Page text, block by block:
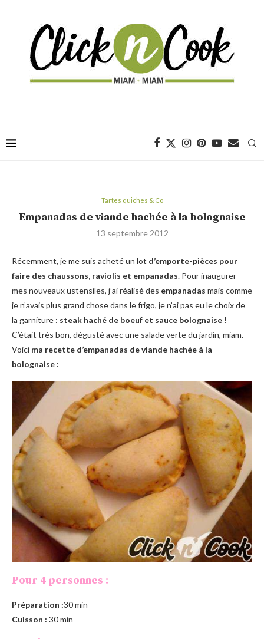
Tartes quiches & Co
Empanadas de viande hachée à la bolognaise
13 septembre 2012
Récemment, je me suis acheté un lot d’emporte-pièces pour
faire des chaussons, raviolis et empanadas. Pour inaugurer
mes nouveaux ustensiles, j’ai réalisé des empanadas mais comme
je n’avais plus grand chose dans le frigo, je n’ai pas eu le choix de
la garniture : steak haché de boeuf et sauce bolognaise !
C’était très bon, dégusté avec une salade verte du jardin, miam.
Voici ma recette d’empanadas de viande hachée à la
bolognaise :
Pour 4 personnes :
Préparation :30 min
Cuisson : 30 min